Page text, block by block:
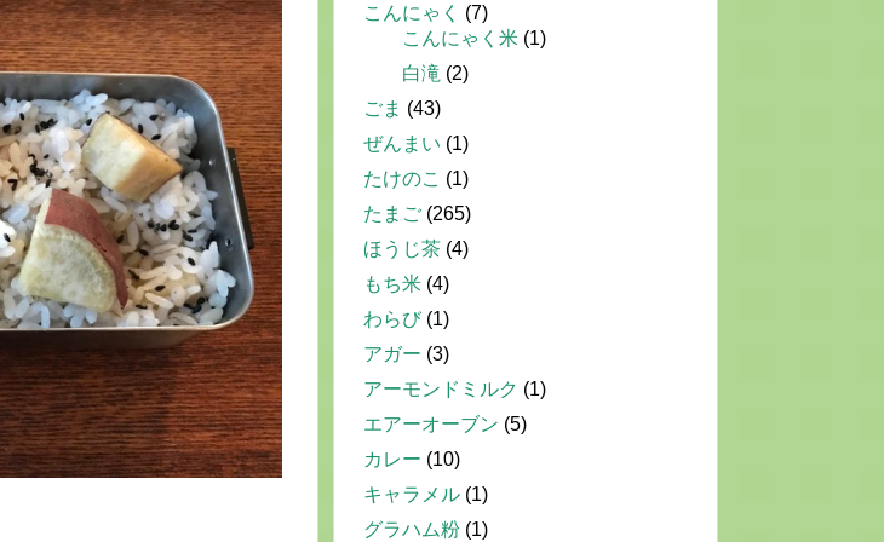
こんにゃく
(7)
こんにゃく米 (1)
白滝 (2)
ごま (43)
ぜんまい (1)
たけのこ (1)
たまご (265)
ほうじ茶 (4)
もち米 (4)
わらび(1)
アガー (3)
アーモンドミルク (1)
エアーオーブン (5)
カレー (10)
キャラメル (1)
グラハム粉 (1)